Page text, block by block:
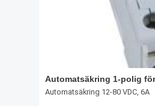
Automatsäkring 1-polig för
Automatsäkring 12-80 VDC, 6A